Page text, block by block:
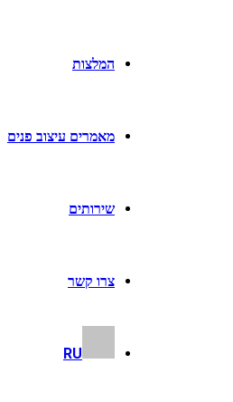
המלצות
מאמרים עיצוב פנים
שירותים
צרו קשר
RU